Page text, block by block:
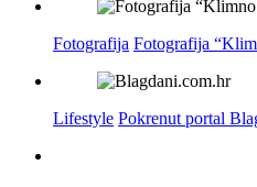
Fotografija Fotografija
Lifestyle Pokrenut portal